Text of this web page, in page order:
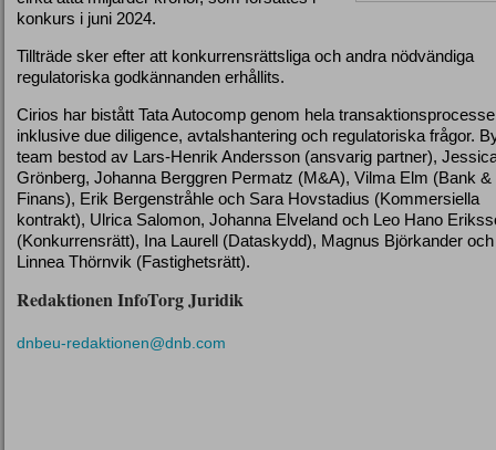
konkurs i juni 2024.
Tillträde sker efter att konkurrensrättsliga och andra nödvändiga
regulatoriska godkännanden erhållits.
Cirios har bistått Tata Autocomp genom hela
inklusive due diligence, avtalshantering och regulatoriska frågor.
team bestod av Lars-Henrik Andersson (ansvarig partner),
Grönberg, Johanna Berggren Permatz (M&A), Vilma Elm (Bank &
Finans), Erik Bergenstråhle och Sara Hovstadius (Kommersiella
kontrakt), Ulrica Salomon, Johanna Elveland och Leo Hano
(Konkurrensrätt), Ina Laurell (Dataskydd), Magnus Björkander och
Linnea Thörnvik (Fastighetsrätt).
Redaktionen InfoTorg Juridik
dnbeu-redaktionen@dnb.com